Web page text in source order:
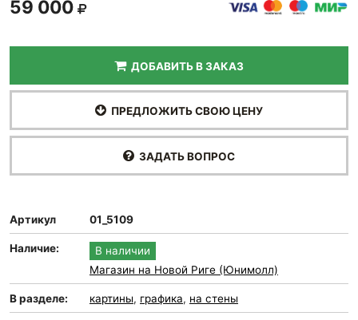
59 000
ДОБАВИТЬ В ЗАКАЗ
ПРЕДЛОЖИТЬ СВОЮ ЦЕНУ
ЗАДАТЬ ВОПРОС
Артикул 01_5109
Наличие:
В наличии
Магазин на Новой Риге (Юнимолл)
В разделе: картины, графика, на стены